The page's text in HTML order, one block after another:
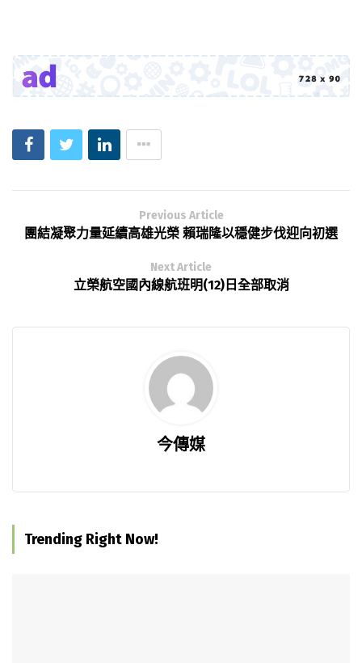
Previous Article
團結凝聚力量延續高雄光榮 賴瑞隆以穩健步伐迎向初選
Next Article
立榮航空國內線航班明(12)日全部取消
今傳媒
Trending Right Now!